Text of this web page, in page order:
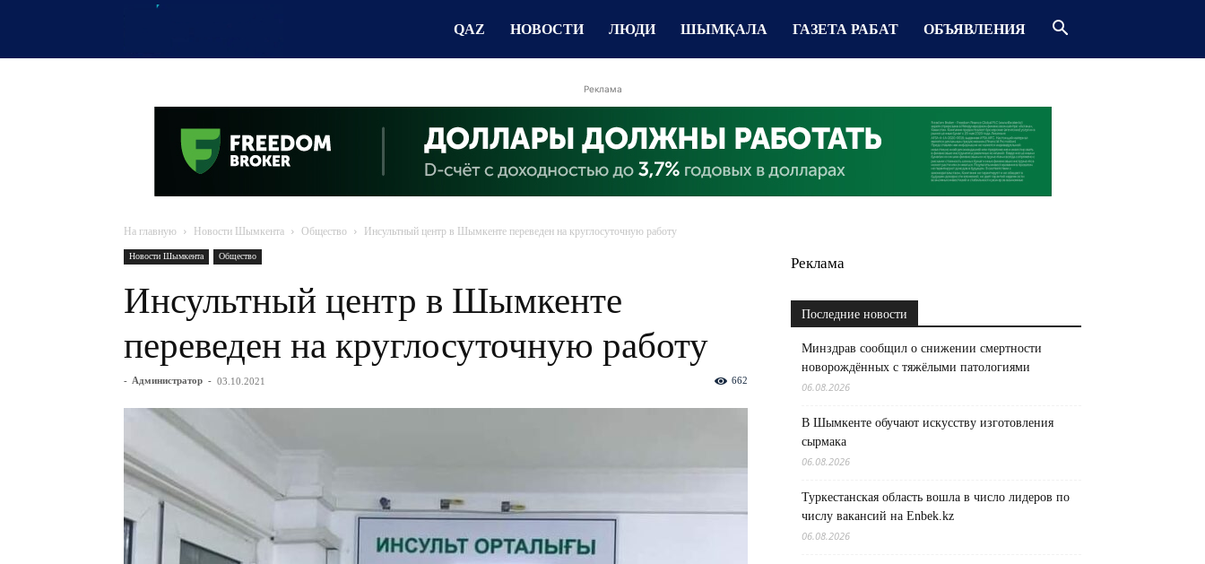
QAZ НОВОСТИ ЛЮДИ ШЫМҚАЛА ГАЗЕТА РАБАТ ОБЪЯВЛЕНИЯ
Реклама
На главную Новости Шымкента Общество Инсультный центр в Шымкенте переведен на круглосуточную работу
Новости Шымкента Общество
Инсультный центр в Шымкенте
переведен на круглосуточную работу
- Администратор - 03.10.2021 662
Реклама
Последние новости
Минздрав сообщил о снижении смертности
новорождённых с тяжёлыми патологиями
06.08.2026
В Шымкенте обучают искусству изготовления
сырмака
06.08.2026
Туркестанская область вошла в число лидеров по
числу вакансий на Enbek.kz
06.08.2026